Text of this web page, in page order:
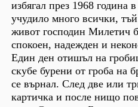
избягал през 1968 година
учудило много всички,
живот господин Милетич
спокоен, надежден и
Един ден отишъл на
скубе бурени от гроба на
се върнал. След две или
картичка и после нищо